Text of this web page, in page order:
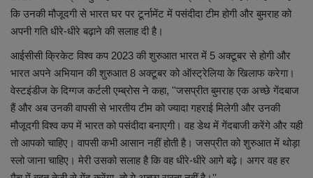
छत्तीसगढ़ इतिहास
मनोरंजन
विविध
कि उनकी मौजूदगी से भारत घर पर टूर्नामेंट में पसंदीदा टीम होगी और बुमराह को
अपनी गति धीरे-धीरे बढ़ाने की सलाह दी है।
आईसीसी क्रिकेट विश्व कप 2023 की शुरुआत भारत में 5 अक्टूबर से होगी और
भारत अपने अभियान की शुरुआत 8 अक्टूबर को ऑस्ट्रेलिया के खिलाफ करेगा।
वेस्टइंडीज के दिग्गज कर्टली एम्ब्रोस ने कहा, ''जसप्रीत बुमराह एक अच्छे गेंदबाज
हैं और अब उनकी वापसी से भारतीय टीम को ज्यादा गहराई मिलेगी और उनकी
मौजूदगी विश्व कप में भारत को पसंदीदा बनाएगी। वह डेथ में गेंदबाजी करेंगे और यही
तो आपको चाहिए। वापसी कभी आसान नहीं होती है। जसप्रीत को शुरुआत में थोड़ा
स्लो जाना चाहिए। मेरी उसको सलाह है कि वह धीरे-धीरे आगे बढ़े। अगर वह हर